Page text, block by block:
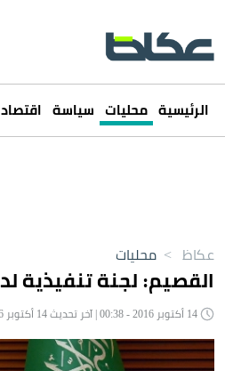
الرئيسية محليات سياسة اقتصاد
عكاظ > محليات
القصيم: لجنة تنفيذية